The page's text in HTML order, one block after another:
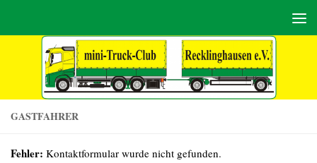
GASTFAHRER
Fehler: Kontaktformular wurde nicht gefunden.